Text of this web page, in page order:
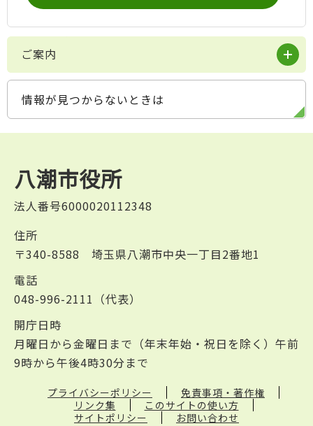
ご案内
情報が見つからないときは
八潮市役所
法人番号6000020112348
住所
〒340-8588 埼玉県八潮市中央一丁目2番地1
電話
048-996-2111（代表）
開庁日時
月曜日から金曜日まで（年末年始・祝日を除く）午前
9時から午後4時30分まで
プライバシーポリシー
免責事項・著作権
リンク集
このサイトの使い方
サイトポリシー
お問い合わせ